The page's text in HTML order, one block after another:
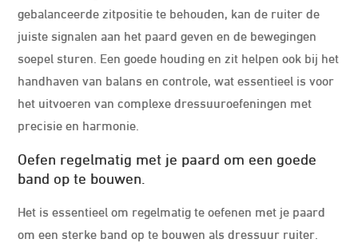
gebalanceerde zitpositie te behouden, kan de ruiter de
juiste signalen aan het paard geven en de bewegingen
soepel sturen. Een goede houding en zit helpen ook bij het
handhaven van balans en controle, wat essentieel is voor
het uitvoeren van complexe dressuuroefeningen met
precisie en harmonie.
Oefen regelmatig met je paard om een goede
band op te bouwen.
Het is essentieel om regelmatig te oefenen met je paard
om een sterke band op te bouwen als dressuur ruiter.